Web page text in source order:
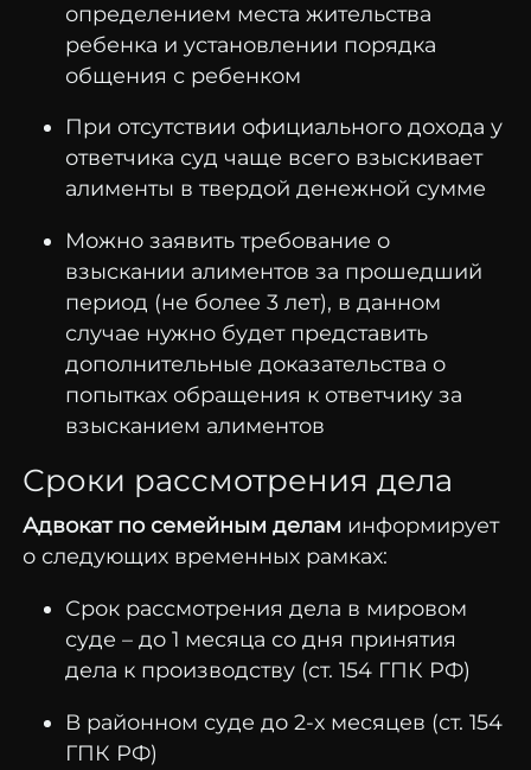
определением места жительства
ребенка и установлении порядка
общения с ребенком
При отсутствии официального дохода у
ответчика суд чаще всего взыскивает
алименты в твердой денежной сумме
Можно заявить требование о
взыскании алиментов за прошедший
период (не более 3 лет), в данном
случае нужно будет представить
дополнительные доказательства о
попытках обращения к ответчику за
взысканием алиментов
Сроки рассмотрения дела
Адвокат по семейным делам информирует
о следующих временных рамках:
Срок рассмотрения дела в мировом
суде – до 1 месяца со дня принятия
дела к производству (ст. 154 ГПК РФ)
В районном суде до 2-х месяцев (ст. 154
ГПК РФ)